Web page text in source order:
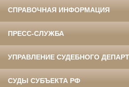
СПРАВОЧНАЯ ИНФОРМАЦИЯ
ПРЕСС-СЛУЖБА
УПРАВЛЕНИЕ СУДЕБНОГО
СУДЫ СУБЪЕКТА РФ